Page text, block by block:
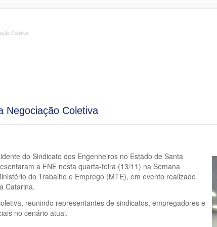
Coletiva
Negociação Coletiva
do Sindicato dos Engenheiros no Estado de Santa
a FNE nesta quarta-feira (13/11) na Semana
do Trabalho e Emprego (MTE), em evento realizado
Catarina.
reunindo representantes de sindicatos, empregadores e
no cenário atual.